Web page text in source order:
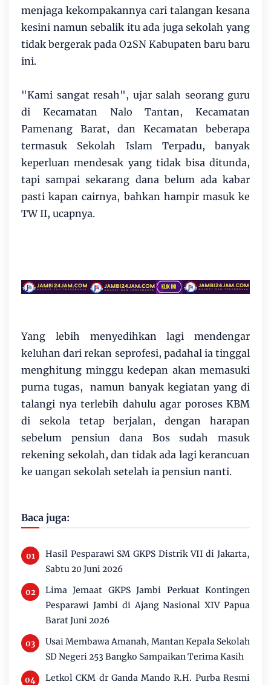
menjaga kekompakannya cari talangan kesana
kesini namun sebalik itu ada juga sekolah yang
tidak bergerak pada O2SN Kabupaten baru baru
ini.
"Kami sangat resah", ujar salah seorang guru
di Kecamatan Nalo Tantan, Kecamatan
Pamenang Barat, dan Kecamatan beberapa
termasuk Sekolah Islam Terpadu, banyak
keperluan mendesak yang tidak bisa ditunda,
tapi sampai sekarang dana belum ada kabar
pasti kapan cairnya, bahkan hampir masuk ke
TW II, ucapnya.
Yang lebih menyedihkan lagi mendengar
keluhan dari rekan seprofesi, padahal ia tinggal
menghitung minggu kedepan akan memasuki
purna tugas, namun banyak kegiatan yang di
talangi nya terlebih dahulu agar poroses KBM
di sekola tetap berjalan, dengan harapan
sebelum pensiun dana Bos sudah masuk
rekening sekolah, dan tidak ada lagi kerancuan
ke uangan sekolah setelah ia pensiun nanti.
Baca juga:
Hasil Pesparawi SM GKPS Distrik VII di Jakarta,
Sabtu 20 Juni 2026
Lima Jemaat GKPS Jambi Perkuat Kontingen
Pesparawi Jambi di Ajang Nasional XIV Papua
Barat Juni 2026
Usai Membawa Amanah, Mantan Kepala Sekolah
SD Negeri 253 Bangko Sampaikan Terima Kasih
Letkol CKM dr Ganda Mando R.H. Purba Resmi